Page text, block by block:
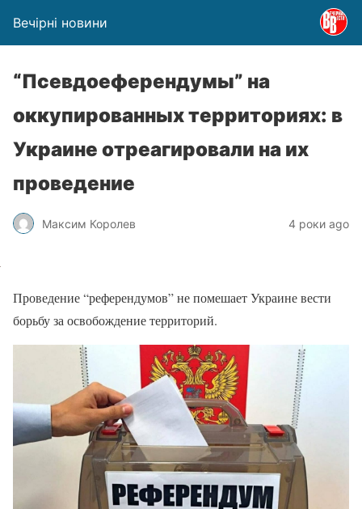
Вечірні новини
“Псевдоеферендумы” на
оккупированных территориях: в
Украине отреагировали на их
проведение
Максим Королев 4 роки ago
Проведение “референдумов” не помешает Украине вести
борьбу за освобождение территорий.